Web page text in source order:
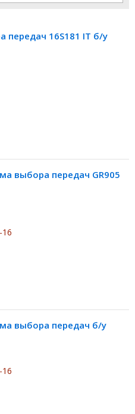
передач 16S181 IT б/у
выбора передач GR905
16
выбора передач б/у
16